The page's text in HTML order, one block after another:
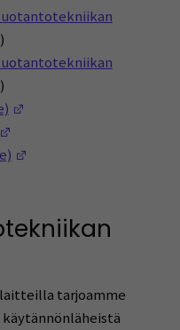
ikkunaan)
ikkunaan)
tarjoamme